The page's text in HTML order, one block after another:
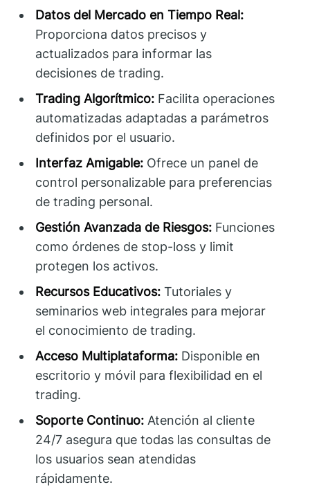
Datos del Mercado en Tiempo Real:
Proporciona datos precisos y
actualizados para informar las
decisiones de trading.
Trading Algorítmico: Facilita operaciones
automatizadas adaptadas a parámetros
definidos por el usuario.
Interfaz Amigable: Ofrece un panel de
control personalizable para preferencias
de trading personal.
Gestión Avanzada de Riesgos: Funciones
como órdenes de stop-loss y limit
protegen los activos.
Recursos Educativos: Tutoriales y
seminarios web integrales para mejorar
el conocimiento de trading.
Acceso Multiplataforma: Disponible en
escritorio y móvil para flexibilidad en el
trading.
Soporte Continuo: Atención al cliente
24/7 asegura que todas las consultas de
los usuarios sean atendidas
rápidamente.